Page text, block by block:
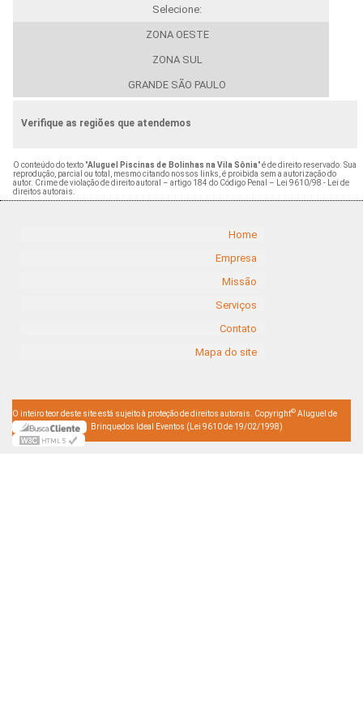
Selecione:
ZONA OESTE
ZONA SUL
GRANDE SÃO PAULO
Verifique as regiões que atendemos
O conteúdo do texto "Aluguel Piscinas de Bolinhas na Vila Sônia" é de direito reservado. Sua
reprodução, parcial ou total, mesmo citando nossos links, é proibida sem a autorização do
autor. Crime de violação de direito autoral – artigo 184 do Código Penal – Lei 9610/98 - Lei de
direitos autorais.
Home
Empresa
Missão
Serviços
Contato
Mapa do site
O inteiro teor deste site está sujeito à proteção de direitos autorais. Copyright© Aluguel de
Brinquedos Ideal Eventos (Lei 9610 de 19/02/1998)